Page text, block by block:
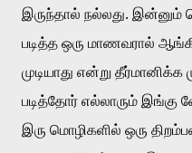
இருந்தால் நல்லது.
படித்த ஒரு மாணவரால்
முடியாது என்று தீர்மானிக்க
படித்தோர் எல்லாரும் இங்கு
இரு மொழிகளில் ஒரு